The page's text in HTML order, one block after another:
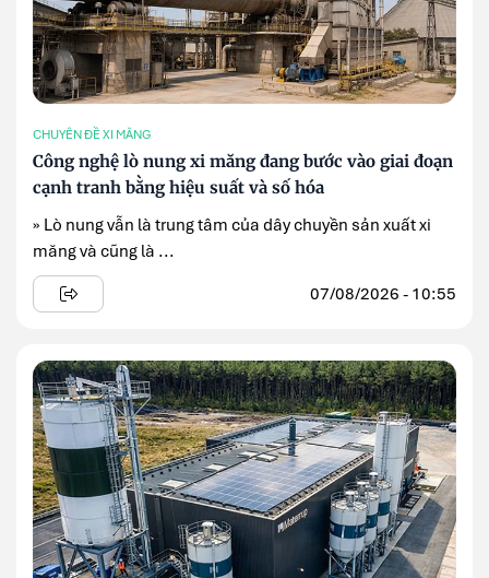
CHUYÊN ĐỀ XI MĂNG
Công nghệ lò nung xi măng đang bước vào giai đoạn
cạnh tranh bằng hiệu suất và số hóa
» Lò nung vẫn là trung tâm của dây chuyền sản xuất xi
măng và cũng là ...
07/08/2026 - 10:55